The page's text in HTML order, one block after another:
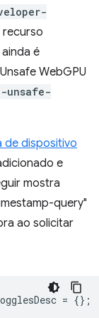
recurso
é
WebGPU
unsafe-
de dispositivo
e
mostra
query"
ao solicitar
= {};